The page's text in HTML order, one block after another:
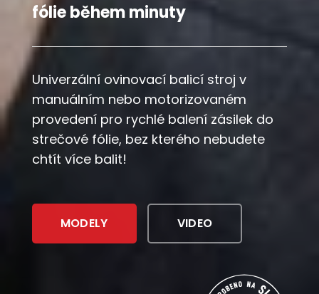
fólie během minuty
Univerzální ovinovací balicí stroj v
manuálním nebo motorizovaném
provedení pro rychlé balení zásilek do
strečové fólie, bez kterého nebudete
chtít více balit!
MODELY VIDEO